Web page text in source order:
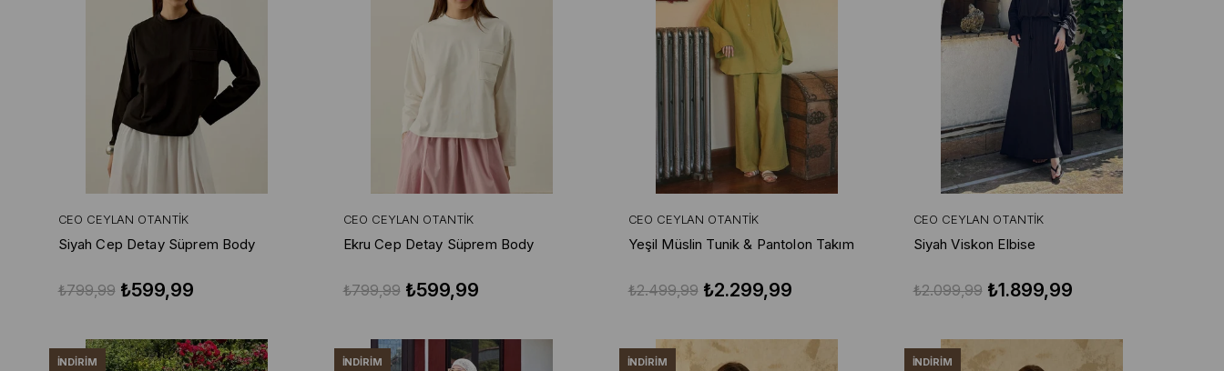
CEO CEYLAN OTANTIK
Siyah Cep Detay Süprem Body
₺599,99
₺799,99
CEO CEYLAN OTANTIK
Ekru Cep Detay Süprem Body
₺599,99
₺799,99
CEO CEYLAN OTANTIK
Yeşil Müslin Tunik & Pantolon Takım
₺2.299,99
₺2.499,99
CEO CEYLAN OTANTIK
Siyah Viskon Elbise
₺1.899,99
₺2.099,99
İNDIRIM İNDIRIM İNDIRIM İNDIRIM